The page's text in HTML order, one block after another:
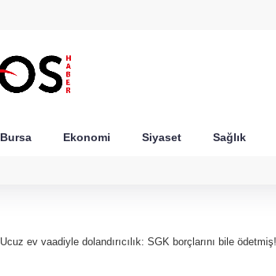
Bursa Ekonomi Siyaset Sağlık
Ucuz ev vaadiyle dolandırıcılık: SGK borçlarını bile ödetmiş!